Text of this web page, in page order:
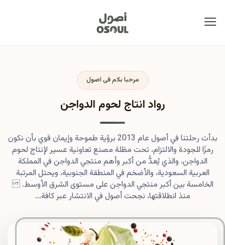
مرحبا بكم فى اصول
رواد انتاج لحوم الدواجن
بدأت رحلتنا في أصول عام 2013 برؤية طموحة وإيمان قوي بأن نكون
رمزًا للجودة والالتزام، تحت مظلة مصنع تعاونية عسير لإنتاج لحوم
الدواجن، والذي يُعدُّ من أكبر وأهم منتجي الدواجن في المملكة
العربية السعودية، والأضخم في المنطقة الجنوبية، ويحتل المرتبة
الخامسة بين أكبر منتجي الدواجن على مستوى الشرق الأوسط.
منذ انطلاقتها، نجحت أصول في الانتشار عبر كافة...